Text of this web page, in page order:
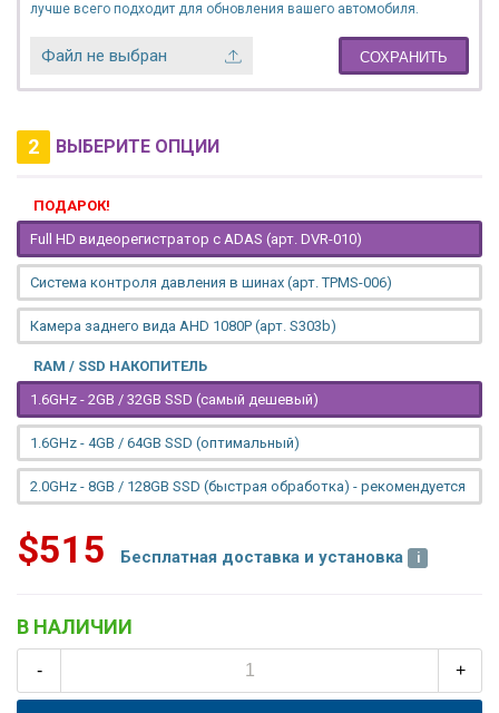
лучше всего подходит для обновления вашего автомобиля.
Файл не выбран СОХРАНИТЬ
2 ВЫБЕРИТЕ ОПЦИИ
ПОДАРОК!
Full HD видеорегистратор с ADAS (арт. DVR-010)
Система контроля давления в шинах (арт. TPMS-006)
Камера заднего вида AHD 1080P (арт. S303b)
RAM / SSD НАКОПИТЕЛЬ
1.6GHz - 2GB / 32GB SSD (самый дешевый)
1.6GHz - 4GB / 64GB SSD (оптимальный)
2.0GHz - 8GB / 128GB SSD (быстрая обработка) - рекомендуется
$515 Бесплатная доставка и установка
В НАЛИЧИИ
- +